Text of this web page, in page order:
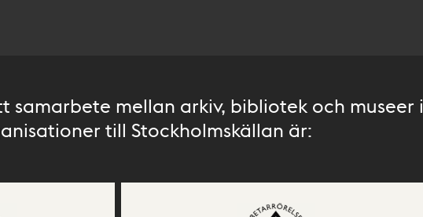
samarbete mellan arkiv, bibliotek och museer i
till Stockholmskällan är: